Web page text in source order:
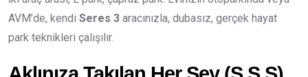
AVM’de, kendi Seres 3 aracınızla, dubasız, gerçek hayat
park teknikleri çalışılır.